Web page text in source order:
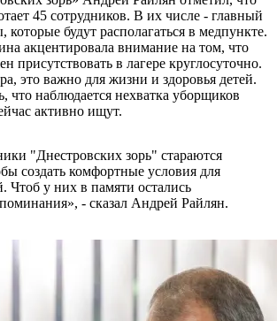
45 сотрудников. В их числе - главный
которые будут располагаться в медпункте.
акцентировала внимание на том, что
присутствовать в лагере круглосуточно.
это важно для жизни и здоровья детей.
что наблюдается нехватка уборщиков
активно ищут.
"Днестровских зорь" стараются
создать комфортные условия для
Чтоб у них в памяти остались
- сказал Андрей Райлян.